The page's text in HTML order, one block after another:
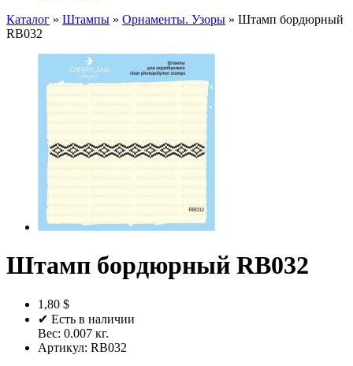
Каталог » Штампы » Орнаменты. Узоры » Штамп бордюрный
RB032
Штамп бордюрный RB032
1,80 $
✔ Есть в наличии
Вес: 0.007 кг.
Артикул: RB032